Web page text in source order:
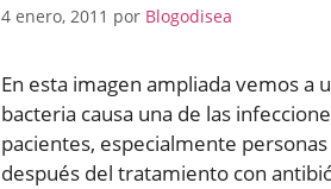
4 enero, 2011 por Blogodisea
En esta imagen ampliada vemos a
bacteria causa una de las
pacientes, especialmente
después del tratamiento con